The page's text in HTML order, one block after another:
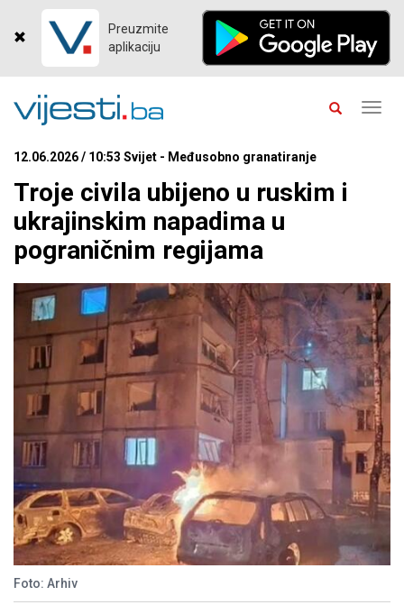
Preuzmite
aplikaciju
12.06.2026 / 10:53 Svijet - Međusobno granatiranje
Troje civila ubijeno u ruskim i
ukrajinskim napadima u
pograničnim regijama
Foto: Arhiv